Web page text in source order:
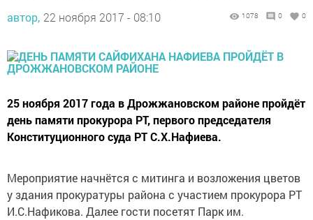
автор, 22 ноября 2017 - 08:10 1078 0 0
25 ноября 2017 года в Дрожжановском районе пройдёт
день памяти прокурора РТ, первого председателя
Конституционного суда РТ С.Х.Нафиева.
Мероприятие начнётся с митинга и возложения цветов
у здания прокуратуры района с участием прокурора РТ
И.С.Нафикова. Далее гости посетят Парк им.